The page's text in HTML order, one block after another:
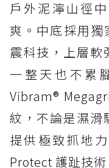
戶外泥濘山徑
爽。中底採用獨
震科技，上層軟
一整天也不累
Vibram®
紋，不論是濕滑
提供極致抓地
Protect 護趾技